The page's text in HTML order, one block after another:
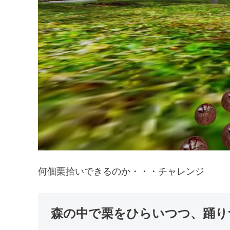
何個栗拾いできるのか・・・チャレンジ
森の中で栗をひらいつつ、踊